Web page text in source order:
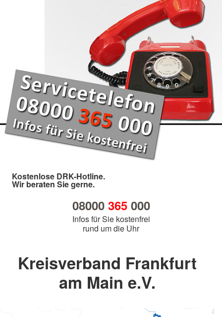
Kostenlose DRK-Hotline.
Wir beraten Sie gerne.
08000 365000
Infos für Sie kostenfrei
rund um die Uhr
Kreisverband Frankfurt
am Main e.V.